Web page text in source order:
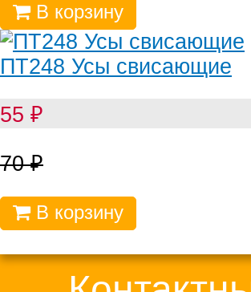
В корзину
ПТ248 Усы свисающие
55 ₽
70₽
В корзину